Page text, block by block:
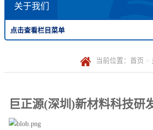
关于我们
点击查看栏目菜单
当前位置：首页 >
巨正源(深圳)新材料科技研